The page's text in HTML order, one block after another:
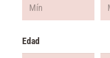
Edad